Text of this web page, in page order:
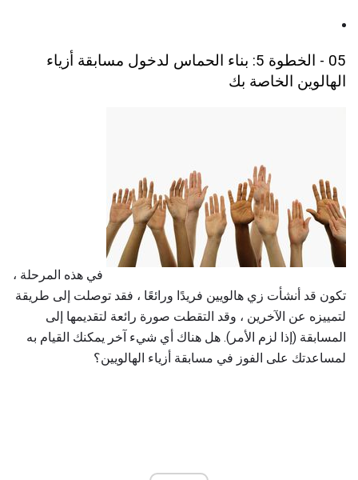
05 - الخطوة 5: بناء الحماس لدخول مسابقة أزياء
الهالوين الخاصة بك
في هذه المرحلة ،
تكون قد أنشأت زي هالويين فريدًا ورائعًا ، فقد توصلت إلى طريقة
لتمييزه عن الآخرين ، وقد التقطت صورة رائعة لتقديمها إلى
المسابقة (إذا لزم الأمر). هل هناك أي شيء آخر يمكنك القيام به
لمساعدتك على الفوز في مسابقة أزياء الهالويين؟